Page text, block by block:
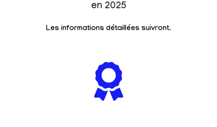
en 2025
Les informations détaillées suivront.